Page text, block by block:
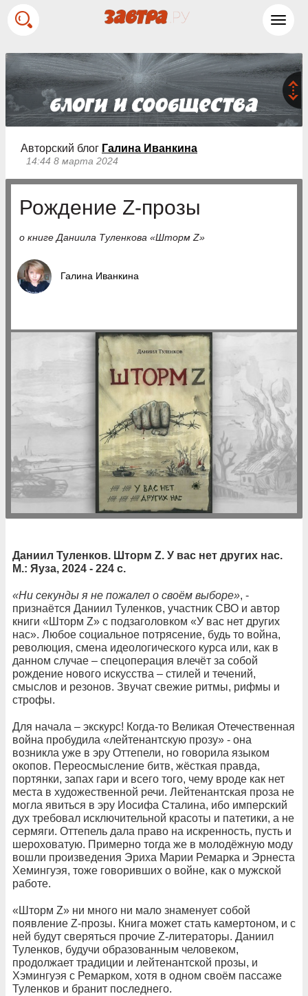
Авторский блог Галина Иванкина
14:44 8 марта 2024
Рождение Z-прозы
о книге Даниила Туленкова «Шторм Z»
Галина Иванкина
Даниил Туленков. Шторм Z. У вас нет других нас.
М.: Яуза, 2024 - 224 с.
«Ни секунды я не пожалел о своём выборе», -
признаётся Даниил Туленков, участник СВО и автор
книги «Шторм Z» с подзаголовком «У вас нет других
нас». Любое социальное потрясение, будь то война,
революция, смена идеологического курса или, как в
данном случае – спецоперация влечёт за собой
рождение нового искусства – стилей и течений,
смыслов и резонов. Звучат свежие ритмы, рифмы и
строфы.
Для начала – экскурс! Когда-то Великая Отечественная
война пробудила «лейтенантскую прозу» - она
возникла уже в эру Оттепели, но говорила языком
окопов. Переосмысление битв, жёсткая правда,
портянки, запах гари и всего того, чему вроде как нет
места в художественной речи. Лейтенантская проза не
могла явиться в эру Иосифа Сталина, ибо имперский
дух требовал исключительной красоты и патетики, а не
сермяги. Оттепель дала право на искренность, пусть и
шероховатую. Примерно тогда же в молодёжную моду
вошли произведения Эриха Марии Ремарка и Эрнеста
Хемингуэя, тоже говоривших о войне, как о мужской
работе.
«Шторм Z» ни много ни мало знаменует собой
появление Z-прозы. Книга может стать камертоном, и с
ней будут сверяться прочие Z-литераторы. Даниил
Туленков, будучи образованным человеком,
продолжает традиции и лейтенантской прозы, и
Хэмингуэя с Ремарком, хотя в одном своём пассаже
Туленков и бранит последнего.